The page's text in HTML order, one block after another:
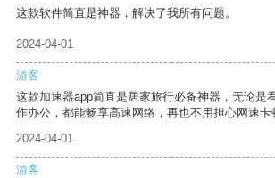
这款软件简直是神器，解决了我所有问题。
2024-04-01
游客
这款加速器app简直是居家旅行必备神器，无论是
作办公，都能畅享高速网络，再也不用担心网速卡
2024-04-01
游客